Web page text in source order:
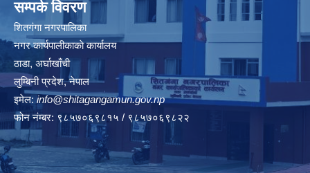
सम्पर्क विवरण
शितगंगा नगरपालिका
नगर कार्यपालीकाकाे कार्यालय
ठाडा, अर्घाखाँची
लुम्बिनी प्रदेश, नेपाल
इमेल: info@shitagangamun.gov.np
फोन नंम्बर: ९८५७०६९८१५ / ९८५७०६९८२२